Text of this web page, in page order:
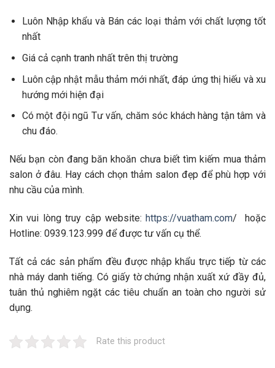
Luôn Nhập khẩu và Bán các loại thảm với chất lượng tốt
nhất
Giá cả cạnh tranh nhất trên thị trường
Luôn cập nhật mẫu thảm mới nhất, đáp ứng thị hiếu và xu
hướng mới hiện đại
Có một đội ngũ Tư vấn, chăm sóc khách hàng tận tâm và
chu đáo.
Nếu bạn còn đang băn khoăn chưa biết tìm kiếm mua thảm
salon ở đâu. Hay cách chọn thảm salon đẹp để phù hợp với
nhu cầu của mình.
Xin vui lòng truy cập website:https://vuatham.com/
hoặc
Hotline: 0939.123.999 để được tư vấn cụ thể.
Tất cả các sản phẩm đều được nhập khẩu trực tiếp từ các
nhà máy danh tiếng. Có giấy tờ chứng nhận xuất xứ đầy đủ,
tuân thủ nghiêm ngặt các tiêu chuẩn an toàn cho người sử
dụng.
Rate this product